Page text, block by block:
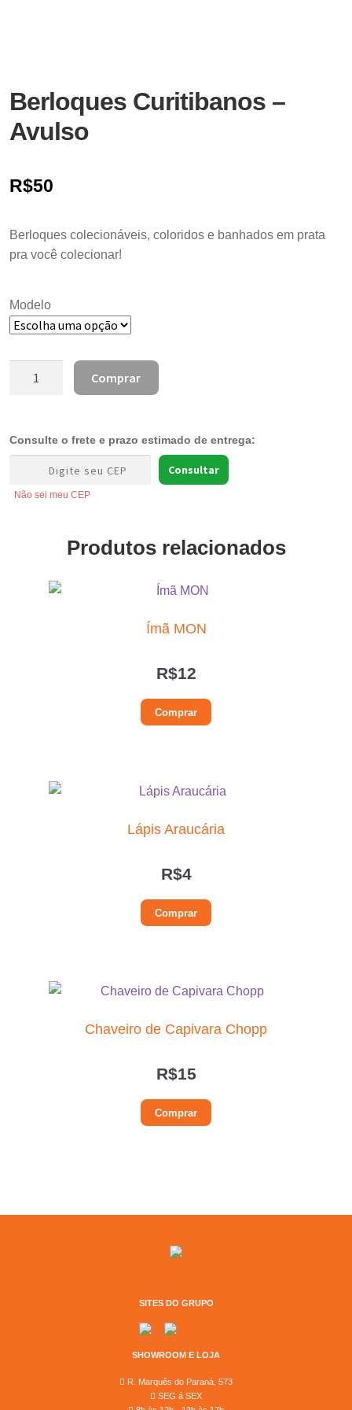
Berloques Curitibanos –
Avulso
R$50
Berloques colecionáveis, coloridos e banhados em prata
pra você colecionar!
Modelo
quantidade
Comprar
Consulte o frete e prazo estimado de entrega:
Consultar
Não sei meu CEP
Produtos relacionados
Ímã MON
R$12
Comprar
Lápis Araucária
R$4
Comprar
Chaveiro de Capivara Chopp
R$15
Comprar
SITES DO GRUPO
SHOWROOM E LOJA
R. Marquês do Paraná, 573
SEG á SEX